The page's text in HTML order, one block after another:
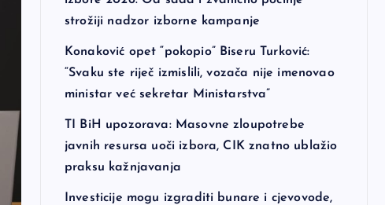
strožiji nadzor izborne kampanje
Konaković opet “pokopio” Biseru Turković:
“Svaku ste riječ izmislili, vozača nije imenovao
ministar već sekretar Ministarstva”
TI BiH upozorava: Masovne zloupotrebe
javnih resursa uoči izbora, CIK znatno ublažio
praksu kažnjavanja
Investicije mogu izgraditi bunare i cjevovode,